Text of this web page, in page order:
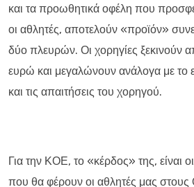
και τα προωθητικά οφέλη που
οι αθλητές, αποτελούν «προϊόν»
δύο πλευρών. Οι χορηγίες ξεκινούν
ευρώ και μεγαλώνουν ανάλογα με το
και τις απαιτήσεις του χορηγού.
Για την ΚΟΕ, το «κέρδος» της, είναι
που θα φέρουν οι αθλητές μας